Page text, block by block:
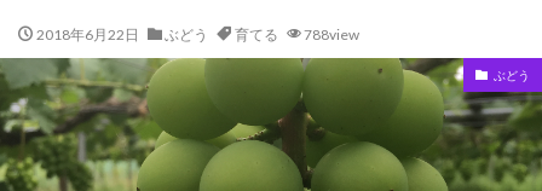
2018年6月22日 ぶどう 育てる 788view
ぶどう